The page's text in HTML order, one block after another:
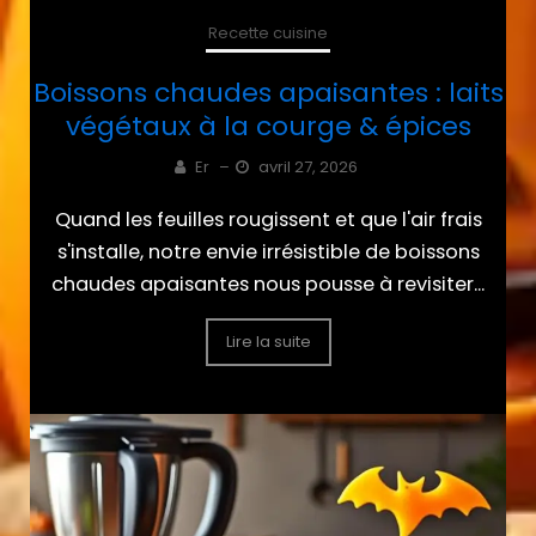
Recette cuisine
Boissons chaudes apaisantes : laits
végétaux à la courge & épices
Er – avril 27, 2026
Quand les feuilles rougissent et que l'air frais
s'installe, notre envie irrésistible de boissons
chaudes apaisantes nous pousse à revisiter...
Lire la suite